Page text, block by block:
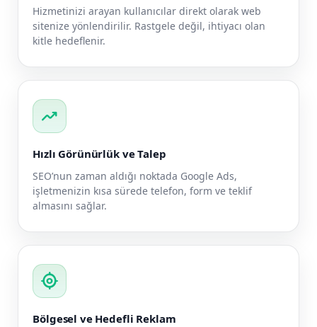
Hizmetinizi arayan kullanıcılar direkt olarak web
sitenize yönlendirilir. Rastgele değil, ihtiyacı olan
kitle hedeflenir.
trending_up
Hızlı Görünürlük ve Talep
SEO’nun zaman aldığı noktada Google Ads,
işletmenizin kısa sürede telefon, form ve teklif
almasını sağlar.
my_location
Bölgesel ve Hedefli Reklam